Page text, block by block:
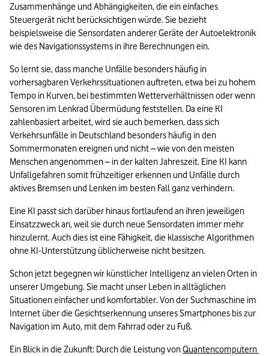
Zusammenhänge und Abhängigkeiten, die ein einfaches
Steuergerät nicht berücksichtigen würde. Sie bezieht
beispielsweise die Sensordaten anderer Geräte der Autoelektronik
wie des Navigationssystems in ihre Berechnungen ein.
So lernt sie, dass manche Unfälle besonders häufig in
vorhersagbaren Verkehrssituationen auftreten, etwa bei zu hohem
Tempo in Kurven, bei bestimmten Wetterverhältnissen oder wenn
Sensoren im Lenkrad Übermüdung feststellen. Da eine KI
zahlenbasiert arbeitet, wird sie auch bemerken, dass sich
Verkehrsunfälle in Deutschland besonders häufig in den
Sommermonaten ereignen und nicht – wie von den meisten
Menschen angenommen – in der kalten Jahreszeit. Eine KI kann
Unfallgefahren somit frühzeitiger erkennen und Unfälle durch
aktives Bremsen und Lenken im besten Fall ganz verhindern.
Eine KI passt sich darüber hinaus fortlaufend an ihren jeweiligen
Einsatzzweck an, weil sie durch neue Sensordaten immer mehr
hinzulernt. Auch dies ist eine Fähigkeit, die klassische Algorithmen
ohne KI-Unterstützung üblicherweise nicht besitzen.
Schon jetzt begegnen wir künstlicher Intelligenz an vielen Orten in
unserer Umgebung. Sie macht unser Leben in alltäglichen
Situationen einfacher und komfortabler. Von der Suchmaschine im
Internet über die Gesichtserkennung unseres Smartphones bis zur
Navigation im Auto, mit dem Fahrrad oder zu Fuß.
Ein Blick in die Zukunft: Durch die Leistung von